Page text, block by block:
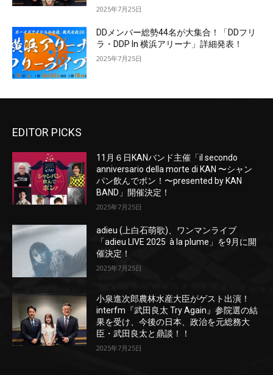
2025年7月25日
DDメンバー総勢44名が大集合！「DDフリ
ラ・DDP In 横浜アリーナ」詳細発表！
2025年7月25日
EDITOR PICKS
11月６日KANバンド主催「il secondo
anniversario della morte di KAN 〜シャン
パン飲んでポン！〜presented by KAN
BAND」開催決定！
2025年7月25日
adieu (上白石萌歌)、ワンマンライブ
「adieu LIVE 2025 à la plume」を9月に開
催決定！
2025年7月25日
小泉進次郎農林水産大臣がゲスト出演！
interfm『武田良太 Try Again』参院選の結
果を受け、今後の日本、政治を元総務大
臣・武田良太と鼎談！！
2025年7月25日